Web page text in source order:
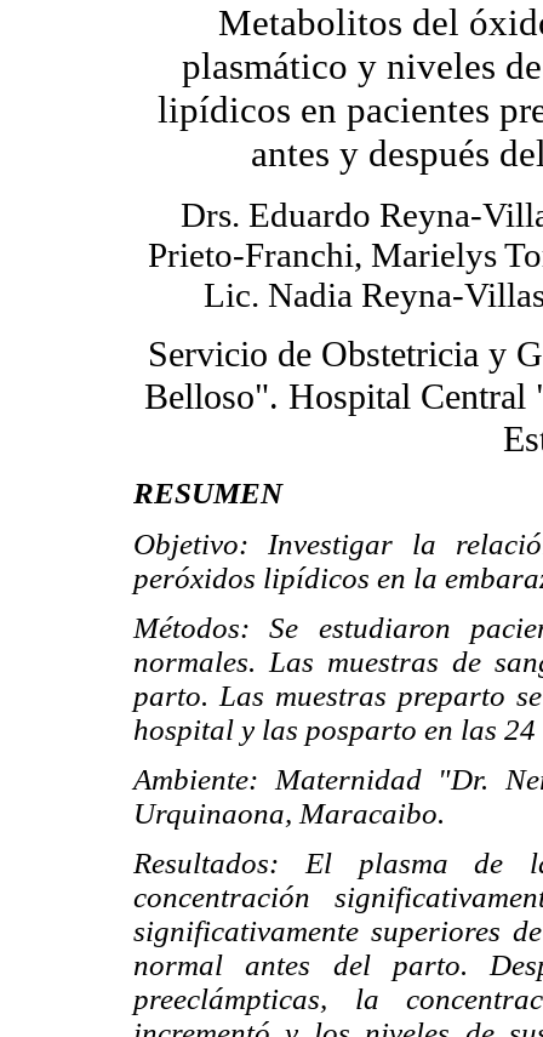
Metabolitos del
plasmático y niveles
lipídicos en pacientes
antes y después
Drs. Eduardo Reyna-
Prieto-Franchi, Marielys
Lic. Nadia Reyna-
Servicio de Obstetricia y
Belloso". Hospital
RESUMEN
Objetivo: Investigar la
peróxidos lipídicos en la
Métodos: Se estudiaron
normales. Las muestras de
parto. Las muestras preparto
hospital y las posparto en las
Ambiente: Maternidad "Dr.
Urquinaona, Maracaibo.
Resultados: El plasma de
concentración
significativamente superiores
normal antes del parto.
preeclámpticas, la